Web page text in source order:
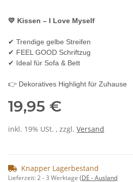
💛 Kissen – I Love Myself
✔ Trendige gelbe Streifen
✔ FEEL GOOD Schriftzug
✔ Ideal für Sofa & Bett
👉 Dekoratives Highlight für Zuhause
19,95 €
inkl. 19% USt. , zzgl. Versand
Knapper Lagerbestand
Lieferzeit:2 - 3 Werktage (DE - Ausland